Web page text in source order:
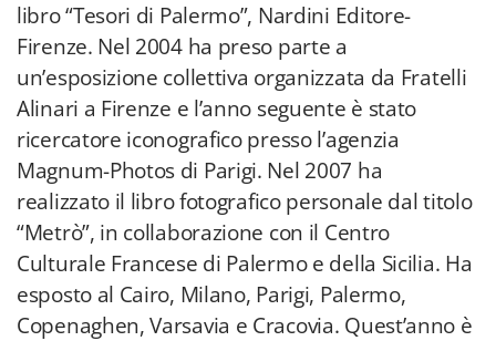
libro “Tesori di Palermo”, Nardini Editore-
Firenze. Nel 2004 ha preso parte a
un’esposizione collettiva organizzata da Fratelli
Alinari a Firenze e l’anno seguente è stato
ricercatore iconografico presso l’agenzia
Magnum-Photos di Parigi. Nel 2007 ha
realizzato il libro fotografico personale dal titolo
“Metrò”, in collaborazione con il Centro
Culturale Francese di Palermo e della Sicilia. Ha
esposto al Cairo, Milano, Parigi, Palermo,
Copenaghen, Varsavia e Cracovia. Quest’anno è